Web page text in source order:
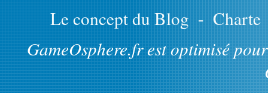
Le concept du Blog - Charte
GameOsphere.fr est optimisé